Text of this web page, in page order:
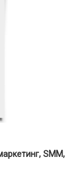
SMM,